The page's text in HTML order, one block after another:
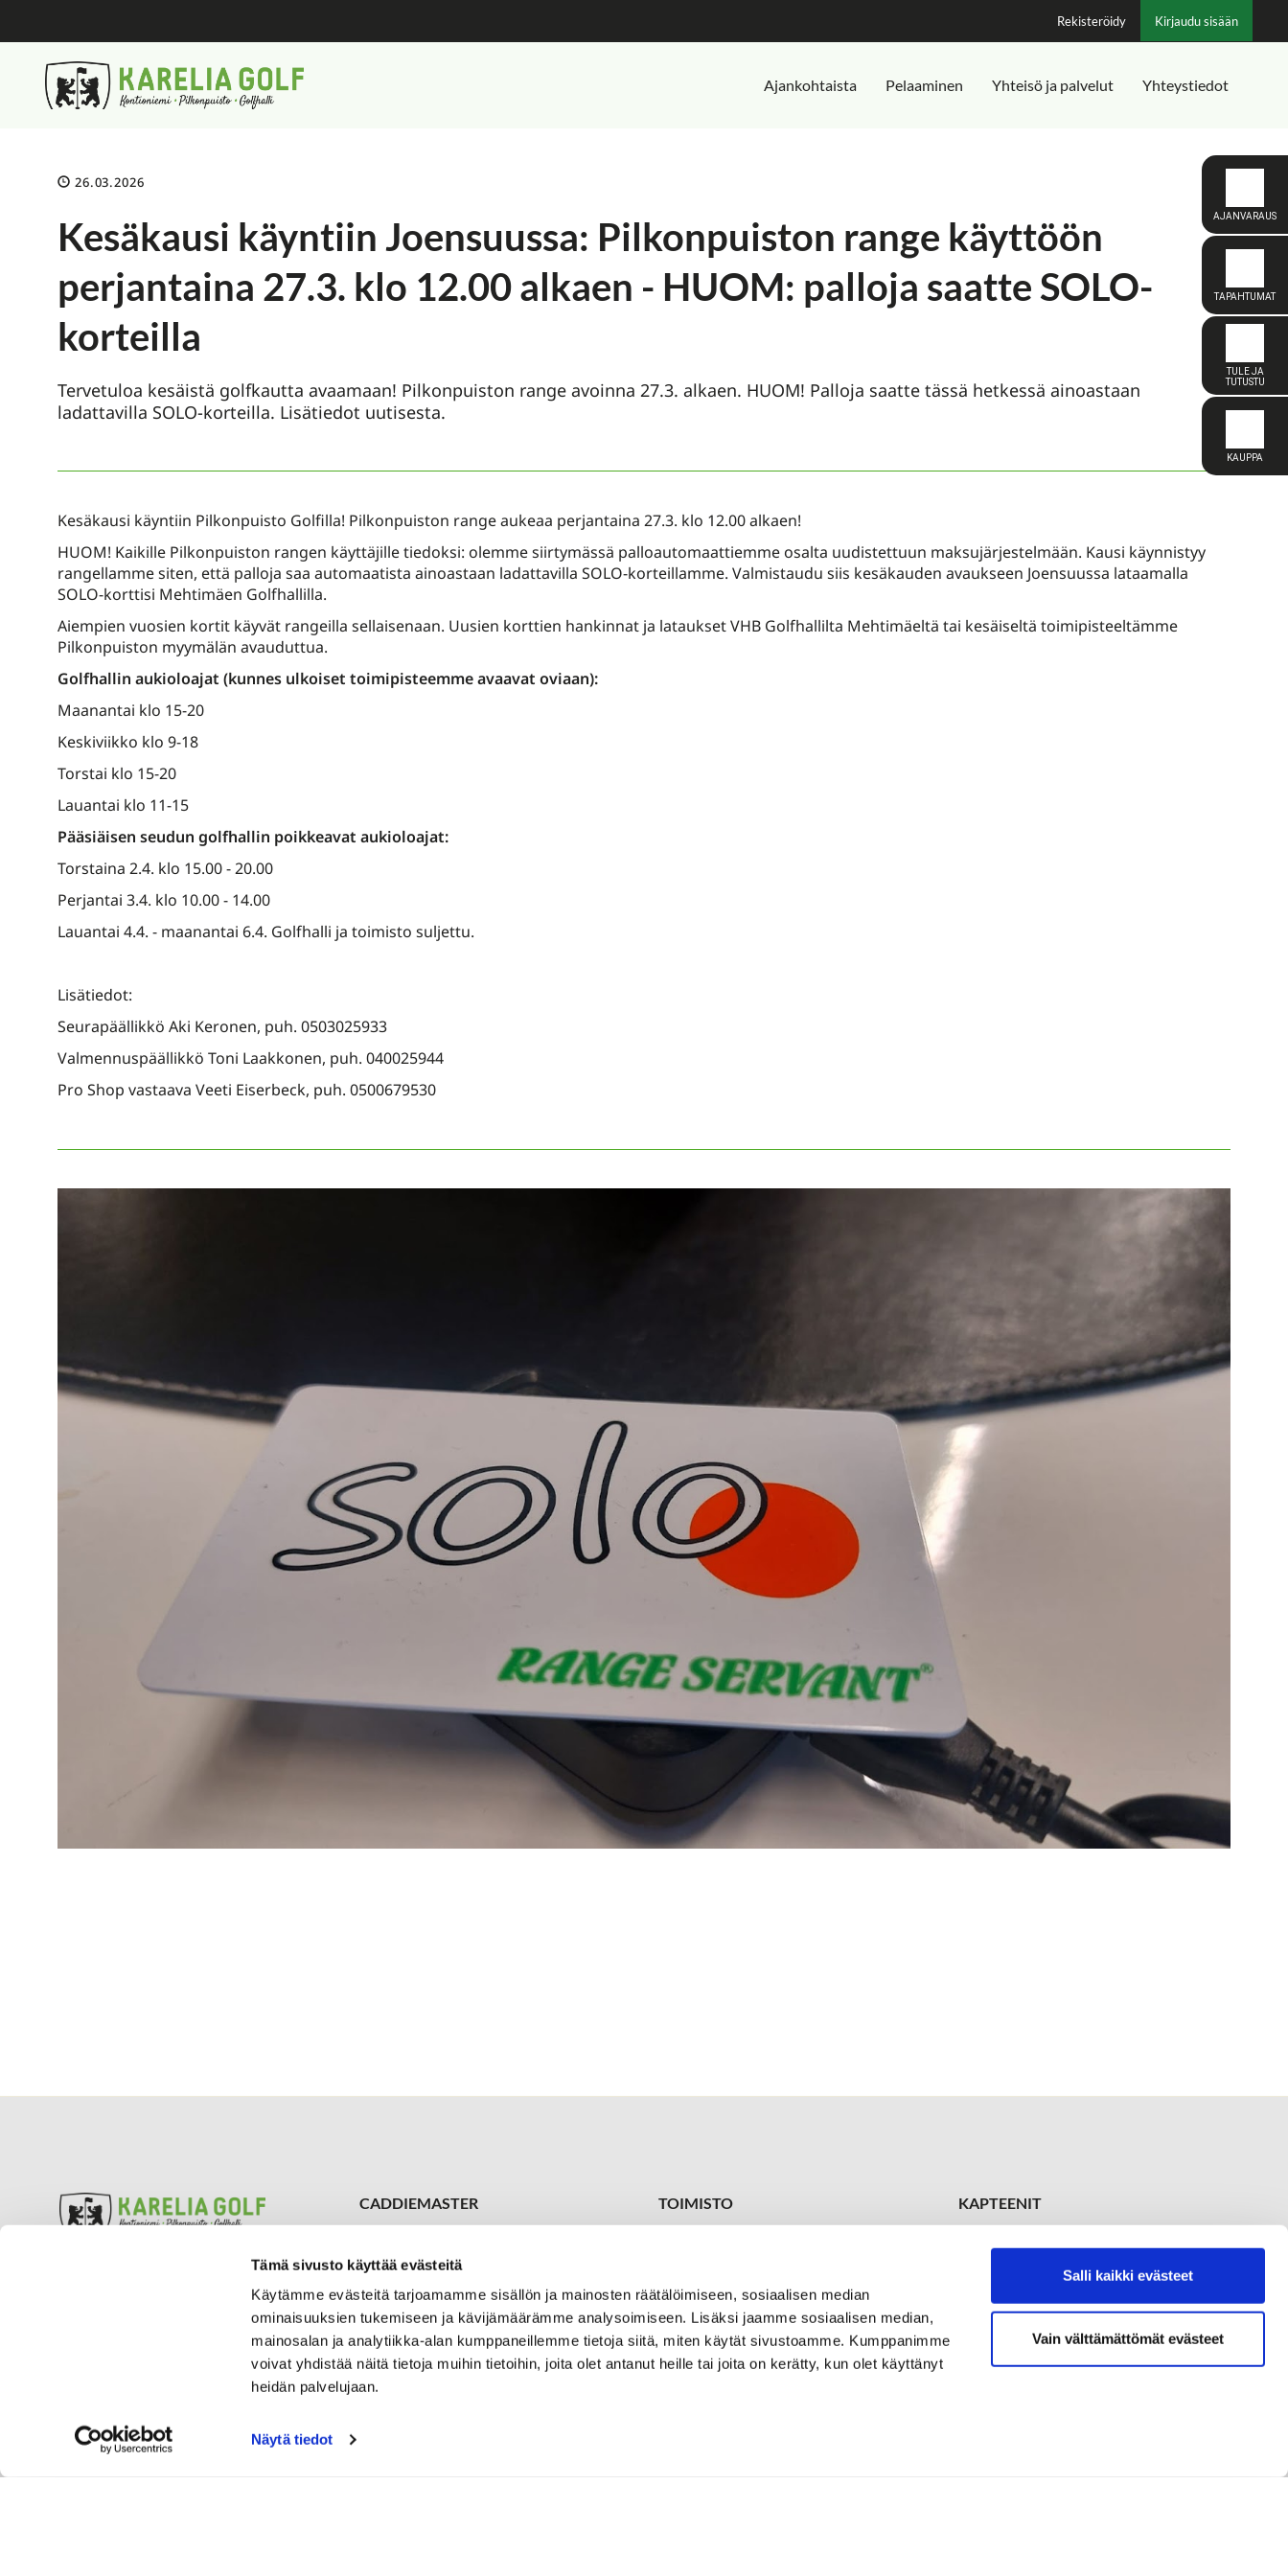
Tämä sivusto käyttää evästeitä
Käytämme evästeitä tarjoamamme sisällön ja mainosten räätälöimiseen, sosiaalisen median
ominaisuuksien tukemiseen ja kävijämäärämme analysoimiseen. Lisäksi jaamme sosiaalisen median,
mainosalan ja analytiikka-alan kumppaneillemme tietoja siitä, miten käytät sivustoamme. Kumppanimme
voivat yhdistää näitä tietoja muihin tietoihin, joita olet antanut heille tai joita on kerätty, kun olet käyttänyt
heidän palvelujaan.
Näytä tiedot
Salli kaikki evästeet
Vain välttämättömät evästeet
Rekisteröidy Kirjaudu sisään
Ajankohtaista Pelaaminen Yhteisö ja palvelut Yhteystiedot
26.03.2026
Kesäkausi käyntiin Joensuussa: Pilkonpuiston range käyttöön
perjantaina 27.3. klo 12.00 alkaen - HUOM: palloja saatte SOLO-
korteilla
Tervetuloa kesäistä golfkautta avaamaan! Pilkonpuiston range avoinna 27.3. alkaen. HUOM! Palloja saatte tässä hetkessä ainoastaan
ladattavilla SOLO-korteilla. Lisätiedot uutisesta.
Kesäkausi käyntiin Pilkonpuisto Golfilla! Pilkonpuiston range aukeaa perjantaina 27.3. klo 12.00 alkaen!
HUOM! Kaikille Pilkonpuiston rangen käyttäjille tiedoksi: olemme siirtymässä palloautomaattiemme osalta uudistettuun maksujärjestelmään. Kausi käynnistyy
rangellamme siten, että palloja saa automaatista ainoastaan ladattavilla SOLO-korteillamme. Valmistaudu siis kesäkauden avaukseen Joensuussa lataamalla
SOLO-korttisi Mehtimäen Golfhallilla.
Aiempien vuosien kortit käyvät rangeilla sellaisenaan. Uusien korttien hankinnat ja lataukset VHB Golfhallilta Mehtimäeltä tai kesäiseltä toimipisteeltämme
Pilkonpuiston myymälän avauduttua.
Golfhallin aukioloajat (kunnes ulkoiset toimipisteemme avaavat oviaan):
Maanantai klo 15-20
Keskiviikko klo 9-18
Torstai klo 15-20
Lauantai klo 11-15
Pääsiäisen seudun golfhallin poikkeavat aukioloajat:
Torstaina 2.4. klo 15.00 - 20.00
Perjantai 3.4. klo 10.00 - 14.00
Lauantai 4.4. - maanantai 6.4. Golfhalli ja toimisto suljettu.
Lisätiedot:
Seurapäällikkö Aki Keronen, puh. 0503025933
Valmennuspäällikkö Toni Laakkonen, puh. 040025944
Pro Shop vastaava Veeti Eiserbeck, puh. 0500679530
CADDIEMASTER
Karelia Golf
Vaskiportintie 7
80780 Kontioniemi
TOIMISTO
petja.vuojarvi@kareliagolf.fi
Seurapäällikkö/pro
Aki Keronen
+358 50 302 5933
aki.keronen@kareliagolf.fi
KAPTEENIT
Soile Röppänen
+358 504 638 669
Kapteeni
Juha Marola
+358 400 670 733